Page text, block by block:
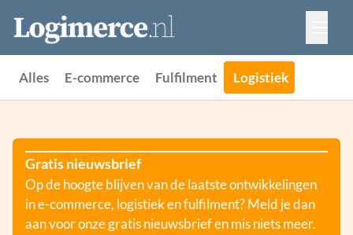
Vacatures
Events
Alles E-commerce Fulfilment Logistiek
Gratis nieuwsbrief
Op de hoogte blijven van de laatste ontwikkelingen
in e-commerce, logistiek en fulfilment? Meld je dan
aan voor onze gratis nieuwsbrief en mis niets meer.